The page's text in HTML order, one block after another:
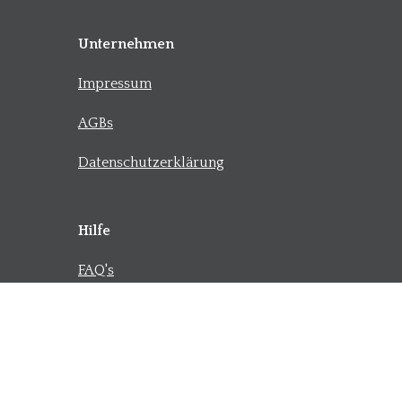
Unternehmen
Impressum
AGBs
Datenschutzerklärung
Hilfe
FAQ's